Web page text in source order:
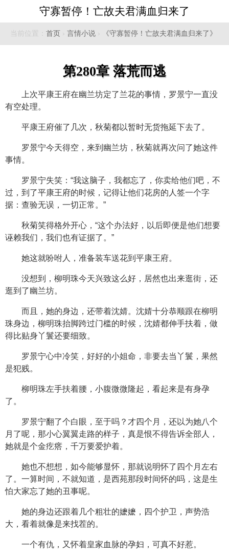
守寡暂停！亡故夫君满血归来了
当前位置： 首页 › 言情小说 › 《守寡暂停！亡故夫君满血归来了》
第280章 落荒而逃
上次平康王府在幽兰坊定了兰花的事情，罗景宁一直没
有空处理。
平康王府催了几次，秋菊都以暂时无货拖延下去了。
罗景宁今天得空，来到幽兰坊，秋菊就再次问了她这件
事情。
罗景宁失笑：“我这脑子，我都忘了，你卖给他们吧，不
过，到了平康王府的时候，记得让他们花房的人签一个字
据：查验无误，一切正常。”
秋菊笑得格外开心，“这个办法好，以后即便是他们想要
诬赖我们，我们也有证据了。”
她这就吩咐人，准备装车送花到平康王府。
没想到，柳明珠今天兴致这么好，居然也出来逛街，还
逛到了幽兰坊。
而且，她的身边，还带着沈婧。沈婧十分恭顺跟在柳明
珠身边，柳明珠抬脚跨过门槛的时候，沈婧都伸手扶着，做
得比贴身丫鬟还要细致。
罗景宁心中冷笑，好好的小姐命，非要去当丫鬟，果然
是犯贱。
柳明珠左手扶着腰，小腹微微隆起，看起来是有身孕
了。
罗景宁翻了个白眼，至于吗？才四个月，还以为她八个
月了呢，那小心翼翼走路的样子，真是恨不得告诉全部人，
她就是个金疙瘩，千万要爱护着。
她也不想想，如今能够显怀，那就说明怀了四个月左右
了。一算时间，不就知道，是西苑那段时间怀的吗，这是生
怕大家忘了她的丑事呢。
她的身边还跟着几个粗壮的嬷嬷，四个护卫，声势浩
大，看着就像是来找茬的。
一个有仇，又怀着皇家血脉的孕妇，可真不好惹。